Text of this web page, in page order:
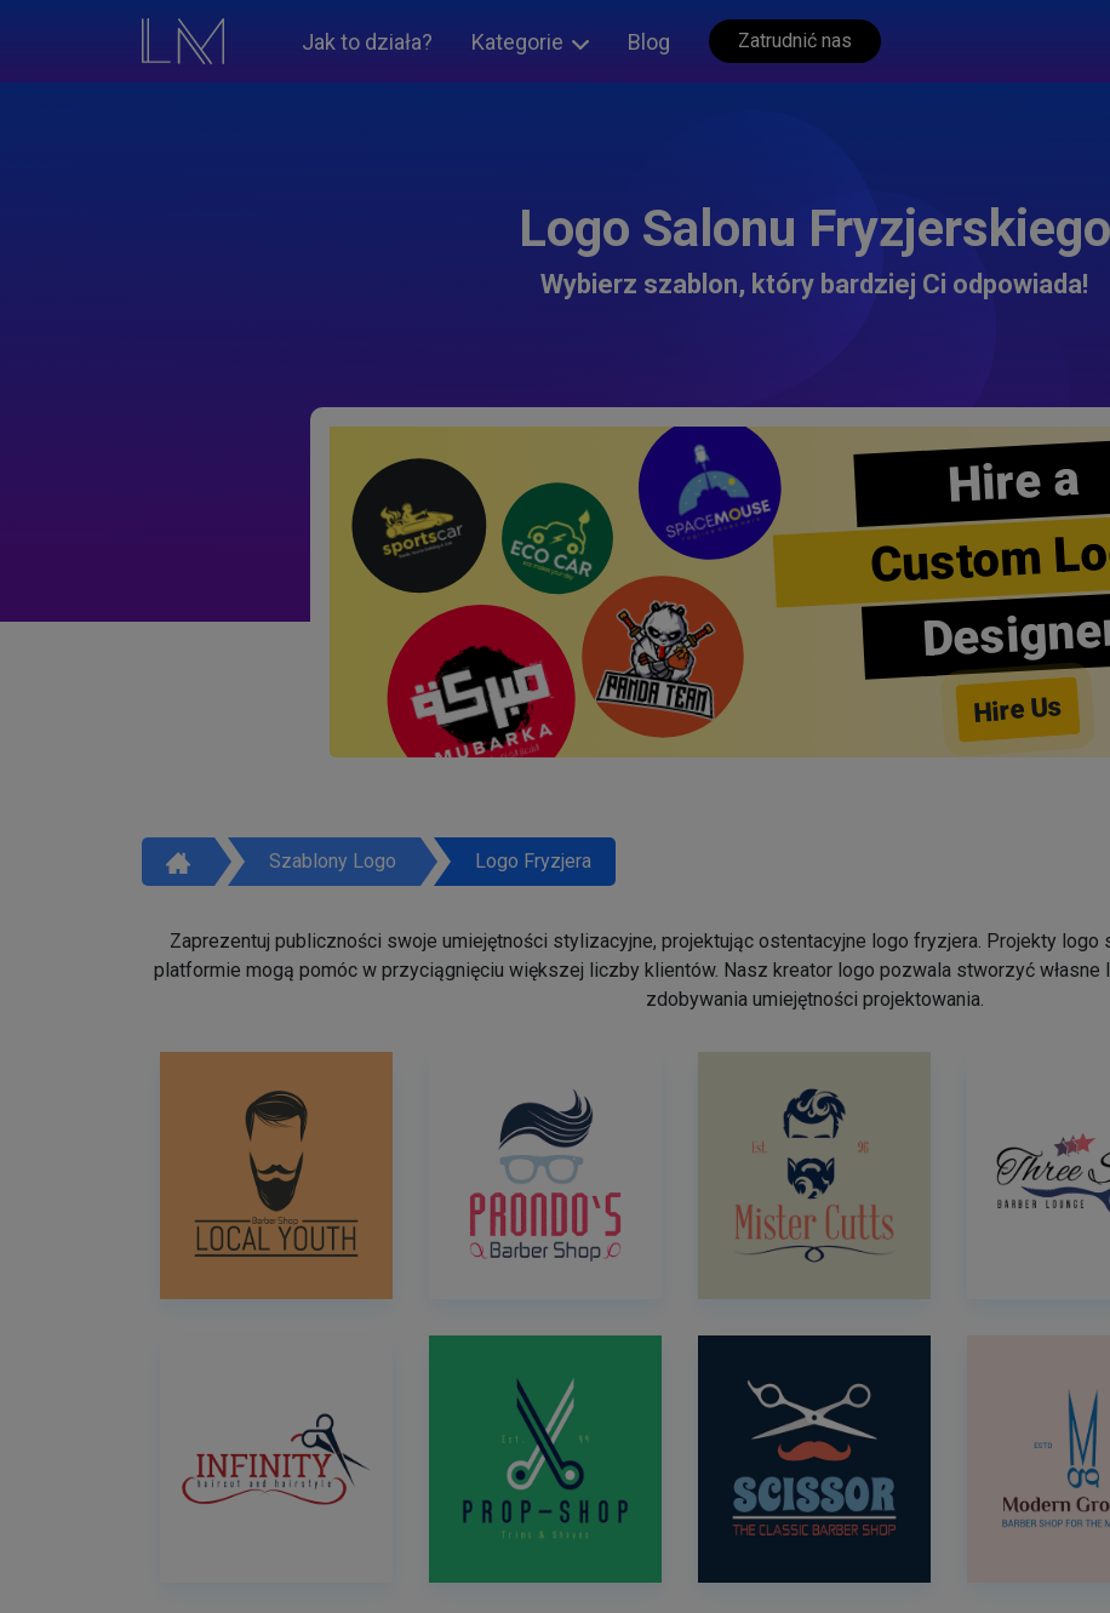
Jak to działa? Kategorie Blog Zatrudnić nas
Logo Salonu Fryzjerskiego
Wybierz szablon, który bardziej Ci odpowiada!
Hire a
Custom
Hire Us
Szablony Logo Logo Fryzjera
Zaprezentuj publiczności swoje umiejętności stylizacyjne, projektując ostentacyjne logo fryzjera. Projekty
platformie mogą pomóc w przyciągnięciu większej liczby klientów. Nasz kreator logo pozwala stworzyć
zdobywania umiejętności projektowania.